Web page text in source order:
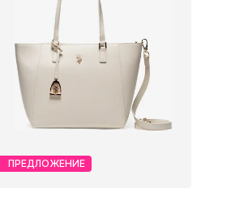
ПРЕДЛОЖЕНИЕ